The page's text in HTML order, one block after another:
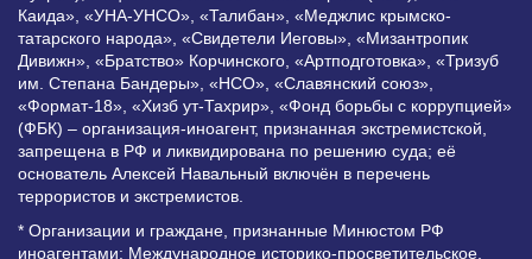
Каида», «УНА-УНСО», «Талибан», «Меджлис крымско-
татарского народа», «Свидетели Иеговы», «Мизантропик
Дивижн», «Братство» Корчинского, «Артподготовка», «Тризуб
им. Степана Бандеры», «НСО», «Славянский союз»,
«Формат-18», «Хизб ут-Тахрир», «Фонд борьбы с коррупцией»
(ФБК) – организация-иноагент, признанная экстремистской,
запрещена в РФ и ликвидирована по решению суда; её
основатель Алексей Навальный включён в перечень
террористов и экстремистов.
* Организации и граждане, признанные Минюстом РФ
иноагентами: Международное историко-просветительское,